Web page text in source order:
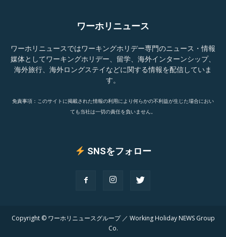
ワーホリニュース
ワーホリニュースではワーキングホリデー専門のニュース・情報
媒体としてワーキングホリデー、留学、海外インターンシップ、
海外旅行、海外ロングステイなどに関する情報を配信していま
す。
免責事項：このサイトに掲載された情報の利用により何らかの不利益が生じた場合におい
ても当社は一切の責任を負いません。
SNSをフォロー
Copyright © ワーホリニュースグループ ／ Working Holiday NEWS Group
Co.